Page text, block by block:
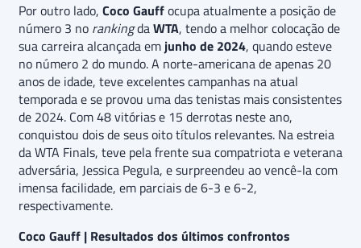
Por outro lado, Coco Gauffocupa atualmente a posição de
número 3 no rankingdaWTA, tendo a melhor colocação de
sua carreira alcançada em junho de 2024, quando esteve
no número 2 do mundo. A norte-americana de apenas 20
anos de idade, teve excelentes campanhas na atual
temporada e se provou uma das tenistas mais consistentes
de 2024. Com 48 vitórias e 15 derrotas neste ano,
conquistou dois de seus oito títulos relevantes. Na estreia
da WTA Finals, teve pela frente sua compatriota e veterana
adversária, Jessica Pegula, e surpreendeu ao vencê-la com
imensa facilidade, em parciais de 6-3 e 6-2,
respectivamente.
Coco Gauff | Resultados dos últimos confrontos